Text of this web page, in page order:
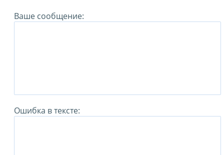
Ваше сообщение:
Ошибка в тексте: